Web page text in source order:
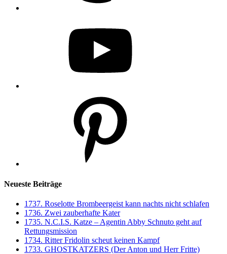
Neueste Beiträge
1737. Roselotte Brombeergeist kann nachts nicht schlafen
1736. Zwei zauberhafte Kater
1735. N.C.I.S. Katze – Agentin Abby Schnuto geht auf
Rettungsmission
1734. Ritter Fridolin scheut keinen Kampf
1733. GHOSTKATZERS (Der Anton und Herr Fritte)